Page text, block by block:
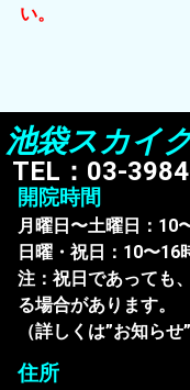
い。
初診または再診
ID番号
診療方法
池袋スカイ
TEL：03-
開院時間
月曜日〜土曜日：10
日曜・祝日：10〜16
注：祝日であっても
る場合があります。
（詳しくは”お知ら
住所